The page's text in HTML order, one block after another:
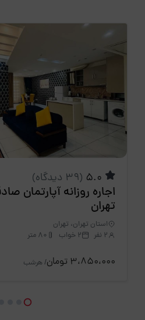
(39 دیدگاه)
تهران
استان تهران، تهران
2 نفر
2 خواب 80 متر
3،850،000 تومان / هرشب